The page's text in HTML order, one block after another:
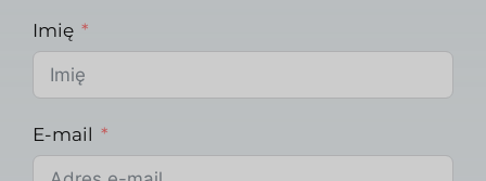
Imię
E-mail